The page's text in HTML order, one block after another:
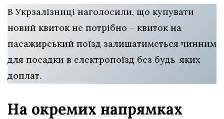
В Укрзалізниці наголосили, що купувати
новий квиток не потрібно – квиток на
пасажирський поїзд залишатиметься чинним
для посадки в електропоїзд без будь-яких
доплат.
На окремих напрямках